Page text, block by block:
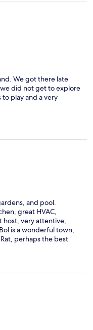
We got there late
did not get to explore
play and a very
and pool.
great HVAC,
host, very attentive,
is a wonderful town,
perhaps the best
here if you can!